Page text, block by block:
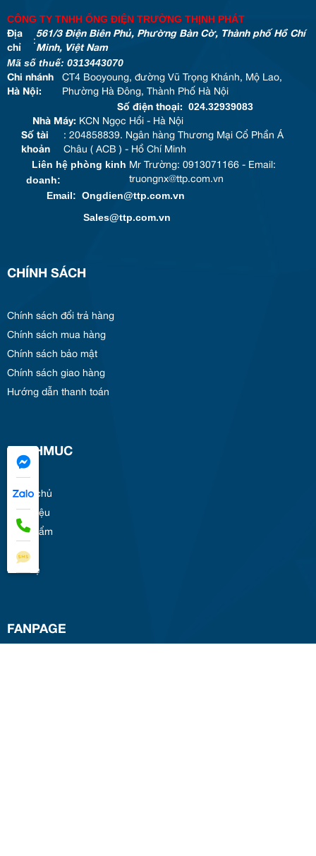
CÔNG TY TNHH ỐNG ĐIỆN TRƯỜNG THỊNH PHÁT
Địa
chỉ
:
561/3 Điện Biên Phủ, Phường Bàn Cờ, Thành phố Hồ Chí
Minh, Việt Nam
Mã số thuế: 0313443070
Chi nhánh
Hà Nội:
CT4 Booyoung, đường Vũ Trọng Khánh, Mộ Lao,
Phường Hà Đông, Thành Phố Hà Nội
Số điện thoại:
024.32939083
Nhà Máy: KCN Ngọc Hồi - Hà Nội
Số tài
khoản
: 204858839. Ngân hàng Thương Mại Cổ Phần Á
Châu ( ACB ) - Hồ Chí Minh
Liên hệ phòng kinh
doanh:
Mr Trường: 0913071166 - Email:
truongnx@ttp.com.vn
Email: Ongdien@ttp.com.vn
Sales@ttp.com.vn
CHÍNH SÁCH
Chính sách đổi trả hàng
Chính sách mua hàng
Chính sách bảo mật
Chính sách giao hàng
Hướng dẫn thanh toán
DANHMUC
Trang chủ
Giới thiệu
Sản phẩm
Tin tức
Liên hệ
FANPAGE